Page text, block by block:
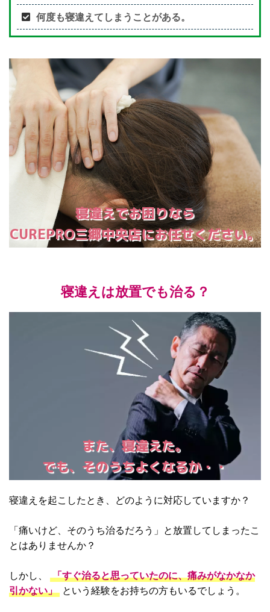
何度も寝違えてしまうことがある。
寝違えでお困りなら
CUREPRO三郷中央店にお任せください。
寝違えは放置でも治る？
また、寝違えた。
でも、そのうちよくなるか・・
寝違えを起こしたとき、どのように対応していますか？
「痛いけど、そのうち治るだろう」と放置してしまったこ
とはありませんか？
しかし、
「すぐ治ると思っていたのに、痛みがなかなか
引かない」 という経験をお持ちの方もいるでしょう。